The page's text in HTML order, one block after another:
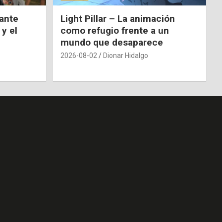
el
Light Pillar – La animación
como refugio frente a un
mundo que desaparece
2026-08-02 Dionar Hidalgo